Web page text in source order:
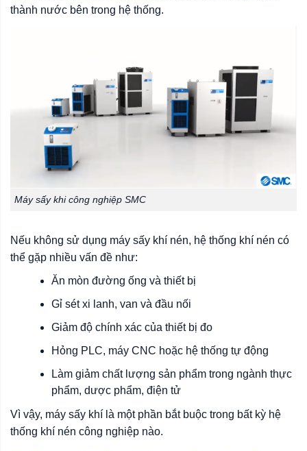
thành nước bên trong hệ thống.
Máy sấy khi công nghiệp SMC
Nếu không sử dụng máy sấy khí nén, hệ thống khí nén có
thể gặp nhiều vấn đề như:
Ăn mòn đường ống và thiết bị
Gỉ sét xi lanh, van và đầu nối
Giảm độ chính xác của thiết bị đo
Hỏng PLC, máy CNC hoặc hệ thống tự động
Làm giảm chất lượng sản phẩm trong ngành thực
phẩm, dược phẩm, điện tử
Vì vậy, máy sấy khí là một phần bắt buộc trong bất kỳ hệ
thống khí nén công nghiệp nào.